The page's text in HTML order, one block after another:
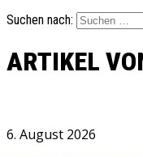
Suchen nach:
ARTIKEL
6. August 2026